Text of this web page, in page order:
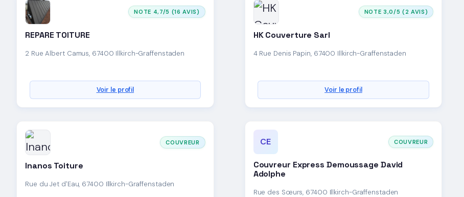
NOTE 4,7/5 (16 AVIS)
REPARE TOITURE
2 Rue Albert Camus, 67400 Illkirch-Graffenstaden
Voir le profil
NOTE 3,0/5 (2 AVIS)
HK Couverture Sarl
4 Rue Denis Papin, 67400 Illkirch-Graffenstaden
Voir le profil
COUVREUR
Inanos Toiture
Rue du Jet d'Eau, 67400 Illkirch-Graffenstaden
CE COUVREUR
Couvreur Express Demoussage David
Adolphe
Rue des Sœurs, 67400 Illkirch-Graffenstaden